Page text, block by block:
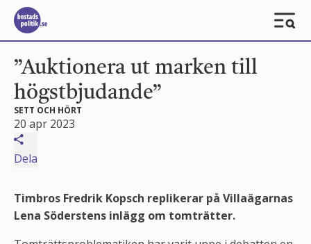
”Auktionera ut marken till
högstbjudande”
SETT OCH HÖRT
20 apr 2023
Dela
Timbros Fredrik Kopsch replikerar på Villaägarnas
Lena Söderstens inlägg om tomträtter.